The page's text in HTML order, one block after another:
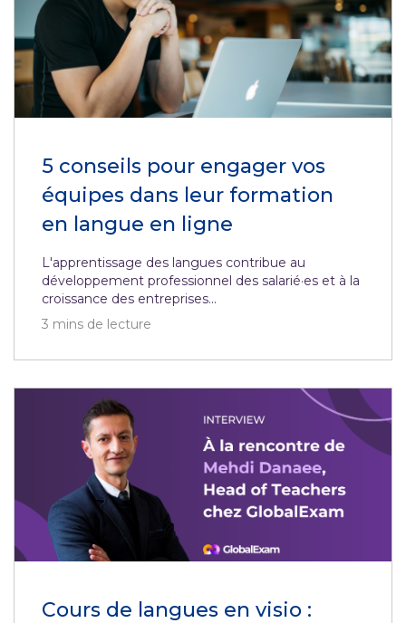
5 conseils pour engager vos
équipes dans leur formation
en langue en ligne
L'apprentissage des langues contribue au
développement professionnel des salarié·es et à la
croissance des entreprises...
3 mins de lecture
Cours de langues en visio :